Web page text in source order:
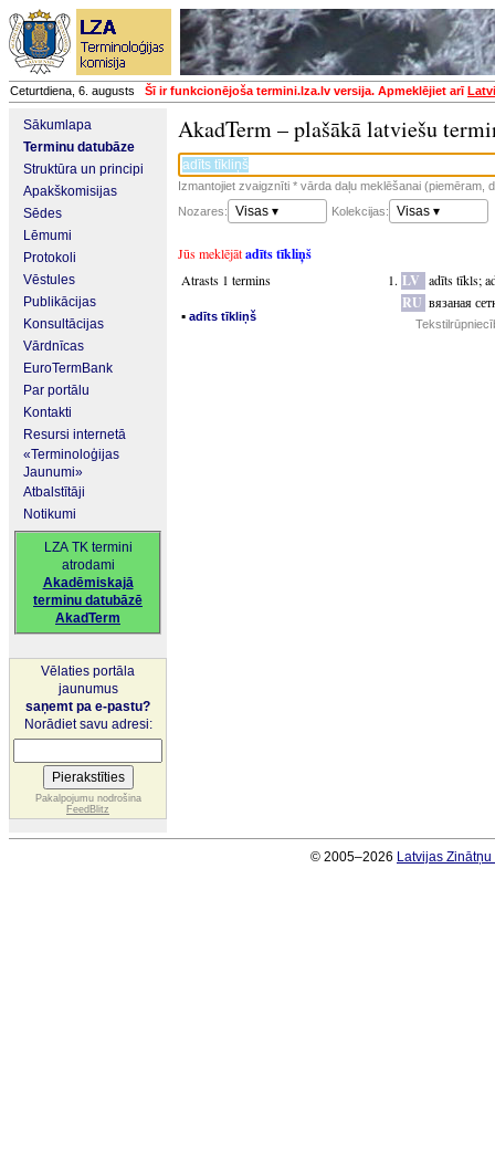
Ceturtdiena, 6. augusts Šī ir funkcionējoša termini.lza.lv versija. Apmeklējiet arī
Sākumlapa
Terminu datubāze
Struktūra un principi
Apakškomisijas
Sēdes
Lēmumi
Protokoli
Vēstules
Publikācijas
Konsultācijas
Vārdnīcas
EuroTermBank
Par portālu
Kontakti
Resursi internetā
«Terminoloģijas
Jaunumi»
Atbalstītāji
Notikumi
LZA TK termini
atrodami
Akadēmiskajā
terminu datubāzē
AkadTerm
Vēlaties portāla
jaunumus
saņemt pa e-pastu?
Norādiet savu adresi:
Pakalpojumu nodrošina
FeedBlitz
AkadTerm – plašākā latviešu
Izmantojiet zvaigznīti * vārda daļu meklēšanai (piemēram,
Nozares:
Visas ▾ Kolekcijas: Visas ▾
Jūs meklējātadīts tīkliņš
Atrasts 1 termins
▪ adīts tīkliņš
LV adīts tīkls;
RU вязаная
© 2005–2026 Latvijas